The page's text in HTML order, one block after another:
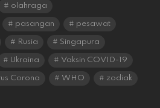
olahraga
pasangan pesawat
Rusia Singapura
Ukraina Vaksin COVID-19
Corona WHO zodiak